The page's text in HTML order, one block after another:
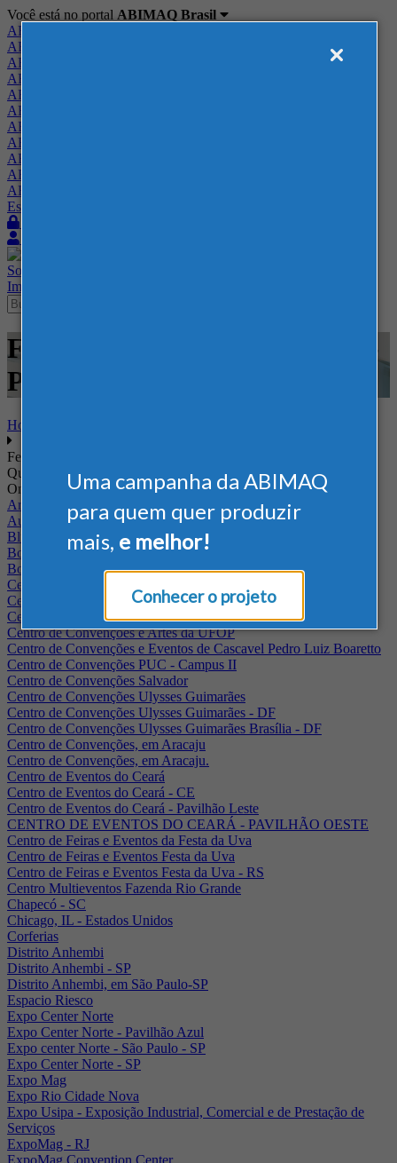
Uma campanha da ABIMAQ
para quem quer produzir
mais, e melhor!
Conhecer o projeto
Você está no portal ABIMAQ Brasil
ABIMAQ Brasil
ABIMAQ Minas Gerais
ABIMAQ Norte-Nordeste
ABIMAQ Paraná
ABIMAQ Piracicaba
ABIMAQ Ribeirão Preto
ABIMAQ Rio de Janeiro
ABIMAQ Rio Grande do Sul
ABIMAQ Santa Catarina
ABIMAQ São Paulo
ABIMAQ Vale do Paraíba
Escritório de Relações Governamentais
Sobre
Imprensa
Feiras - Expotrade - Curitiba -
PR - Defesa
Home
Feiras
Quando
Onde
Arena Jaguariuna
Auditório Albano Franco - FIEPA
Blumenau - SC
BolognaFiere
Boulevard Olimpico - RJ
Centro Internacional de Convenções do Brasil, em Brasília
Centro de Convenções - SE
Centro de Convenções de Pernambuco - PE
Centro de Convenções e Artes da UFOP
Centro de Convenções e Eventos de Cascavel Pedro Luiz Boaretto
Centro de Convenções PUC - Campus II
Centro de Convenções Salvador
Centro de Convenções Ulysses Guimarães
Centro de Convenções Ulysses Guimarães - DF
Centro de Convenções Ulysses Guimarães Brasília - DF
Centro de Convenções, em Aracaju
Centro de Convenções, em Aracaju.
Centro de Eventos do Ceará
Centro de Eventos do Ceará - CE
Centro de Eventos do Ceará - Pavilhão Leste
CENTRO DE EVENTOS DO CEARÁ - PAVILHÃO OESTE
Centro de Feiras e Eventos da Festa da Uva
Centro de Feiras e Eventos Festa da Uva
Centro de Feiras e Eventos Festa da Uva - RS
Centro Multieventos Fazenda Rio Grande
Chapecó - SC
Chicago, IL - Estados Unidos
Corferias
Distrito Anhembi
Distrito Anhembi - SP
Distrito Anhembi, em São Paulo-SP
Espacio Riesco
Expo Center Norte
Expo Center Norte - Pavilhão Azul
Expo center Norte - São Paulo - SP
Expo Center Norte - SP
Expo Mag
Expo Rio Cidade Nova
Expo Usipa - Exposição Industrial, Comercial e de Prestação de
Serviços
ExpoMag - RJ
ExpoMag Convention Center